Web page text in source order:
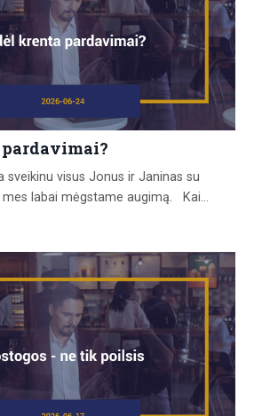
visus Jonus ir Janinas su
labai mėgstame augimą. Kai
dalyką. Pasidžiaugiame ir judame
situacija apsiverčia, nuotaikos
Pradeda mažėti užklausų skaičiu...